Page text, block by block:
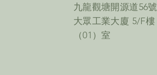
九龍觀塘開源道56號
大眾工業大廈 5/F樓
（01）室